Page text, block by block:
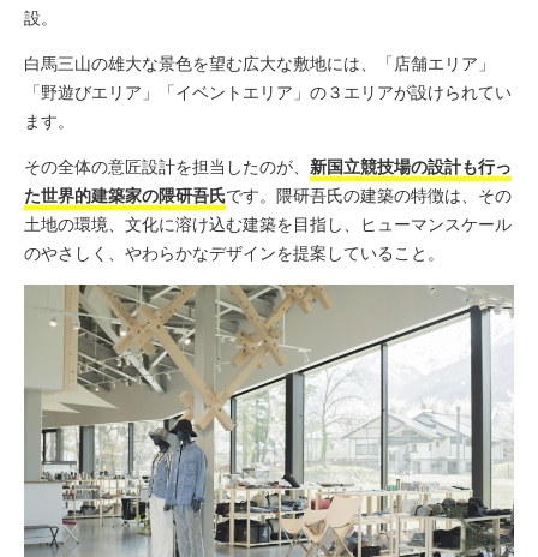
設。
白馬三山の雄大な景色を望む広大な敷地には、「店舗エリア」
「野遊びエリア」「イベントエリア」の３エリアが設けられてい
ます。
その全体の意匠設計を担当したのが、 新国立競技場の設計も行っ
た世界的建築家の隈研吾氏です。隈研吾氏の建築の特徴は、 その
土地の環境、文化に溶け込む建築を目指し、ヒューマンスケール
のやさしく、やわらかなデザインを提案していること。